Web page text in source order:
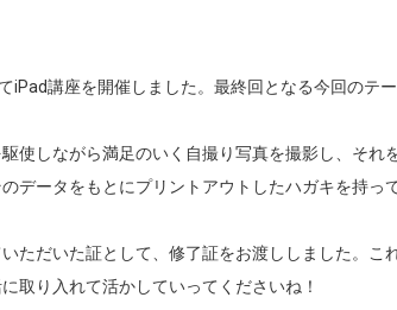
iPad講座を開催しました。最終回となる今回のテ
使しながら満足のいく自撮り写真を撮影し、それ
データをもとにプリントアウトしたハガキを持っ
ただいた証として、修了証をお渡ししました。こ
取り入れて活かしていってくださいね！